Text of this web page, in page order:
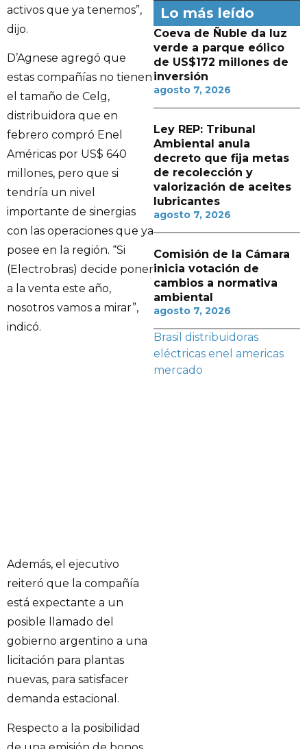
activos que ya tenemos”,
dijo.
D’Agnese agregó que
estas compañías no tienen
el tamaño de Celg,
distribuidora que en
febrero compró Enel
Américas por US$ 640
millones, pero que si
tendría un nivel
importante de sinergias
con las operaciones que ya
posee en la región. “Si
(Electrobras) decide poner
a la venta este año,
nosotros vamos a mirar”,
indicó.
Además, el ejecutivo
reiteró que la compañía
está expectante a un
posible llamado del
gobierno argentino a una
licitación para plantas
nuevas, para satisfacer
demanda estacional.
Respecto a la posibilidad
Lo más leído
Coeva de Ñuble da luz
verde a parque eólico
de US$172 millones de
inversión
agosto 7, 2026
Ley REP: Tribunal
Ambiental anula
decreto que fija metas
de recolección y
valorización de aceites
lubricantes
agosto 7, 2026
Comisión de la Cámara
inicia votación de
cambios a normativa
ambiental
agosto 7, 2026
Brasil distribuidoras
eléctricas enel americas
mercado